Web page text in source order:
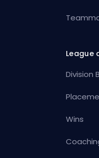
League
Division
Wins